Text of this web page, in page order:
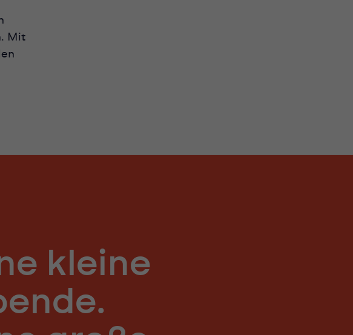
Mit
kleine